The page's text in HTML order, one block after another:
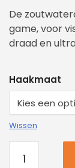
De
game, voor
draad en
Haakmaat
Wissen